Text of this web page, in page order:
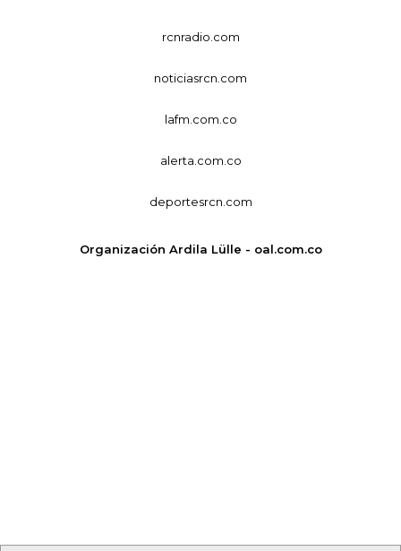
rcnradio.com
noticiasrcn.com
lafm.com.co
alerta.com.co
deportesrcn.com
Organización Ardila Lülle - oal.com.co